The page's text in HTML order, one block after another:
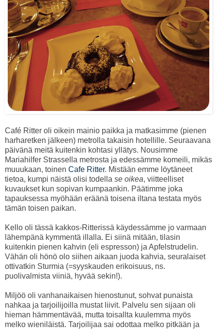
Café Ritter oli oikein mainio paikka ja matkasimme (pienen
harharetken jälkeen) metrolla takaisin hotellille. Seuraavana
päivänä meitä kuitenkin kohtasi yllätys. Nousimme
Mariahilfer Strassella metrosta ja edessämme komeili, mikäs
muuukaan, toinen Cafe Ritter. Mistään emme löytäneet
tietoa, kumpi näistä olisi todella se oikea, viitteelliset
kuvaukset kun sopivan kumpaankin. Päätimme joka
tapauksessa myöhään eräänä toisena iltana testata myös
tämän toisen paikan.
Kello oli tässä kakkos-Ritterissä käydessämme jo varmaan
lähempänä kymmentä illalla. Ei siinä mitään, tilasin
kuitenkin pienen kahvin (eli espresson) ja Apfelstrudelin.
Vähän oli hönö olo siihen aikaan juoda kahvia, seuralaiset
ottivatkin Sturmia (=syyskauden erikoisuus, ns.
puolivalmista viiniä, hyvää sekin!).
Miljöö oli vanhanaikaisen hienostunut, sohvat punaista
nahkaa ja tarjoilijoilla mustat liivit. Palvelu sen sijaan oli
hieman hämmentävää, mutta toisallta kuulemma myös
melko wieniläistä. Tarjoilijaa sai odottaa melko pitkään ja